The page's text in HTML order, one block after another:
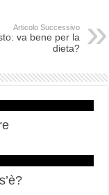
Articolo Successivo
va bene per la
dieta?